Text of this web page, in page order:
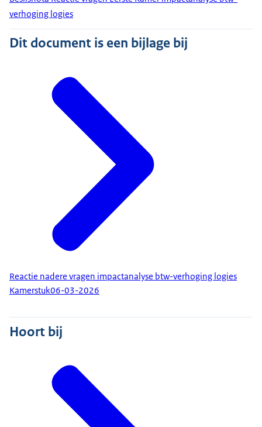
verhoging logies
Dit document is een bijlage bij
Reactie nadere vragen impactanalyse btw-verhoging logies
Kamerstuk06-03-2026
Hoort bij